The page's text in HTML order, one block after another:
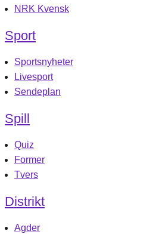
NRK Kvensk
Sport
Sportsnyheter
Livesport
Sendeplan
Spill
Quiz
Former
Tvers
Distrikt
Agder